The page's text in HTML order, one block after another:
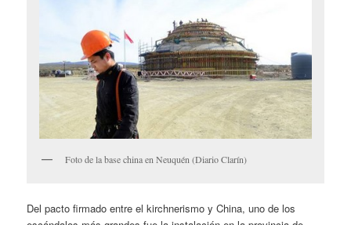
Foto de la base china en Neuquén (Diario Clarín)
Del pacto firmado entre el kirchnerismo y China, uno de los